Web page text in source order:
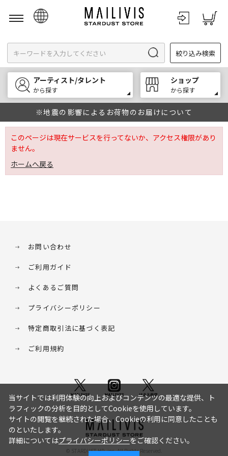
English
한국어
中文
絞り込み検索
アーティスト/タレント
から探す
ショップ
から探す
※地震の影響によるお荷物のお届けについて
このページは現在サービスを行ってないか、アクセス権限があり
ません。
ホームへ戻る
お問い合わせ
ご利用ガイド
よくあるご質問
プライバシーポリシー
特定商取引法に基づく表記
ご利用規約
© STARDUST HD. inc. All Rights Reserved.
当サイトでは利用体験の向上およびコンテンツの最適な提供、ト
ラフィックの分析を目的としてCookieを使用しています。
サイトの閲覧を継続された場合、Cookieの利用に同意したことも
のといたします。
詳細についてはプライバシーポリシーをご確認ください。